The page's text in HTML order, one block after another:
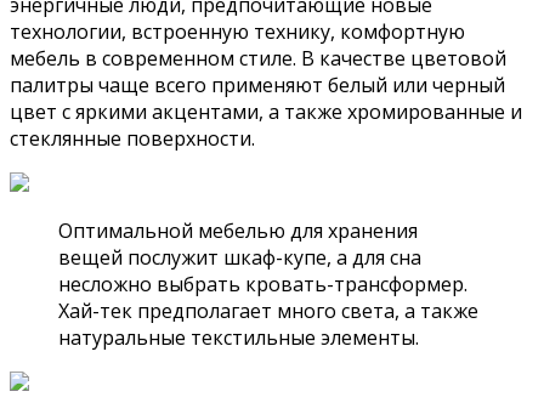
технологии, встроенную технику, комфортную
мебель в современном стиле. В качестве цветовой
палитры чаще всего применяют белый или черный
цвет с яркими акцентами, а также хромированные и
стеклянные поверхности.
Оптимальной мебелью для хранения
вещей послужит шкаф-купе, а для сна
несложно выбрать кровать-трансформер.
Хай-тек предполагает много света, а также
натуральные текстильные элементы.